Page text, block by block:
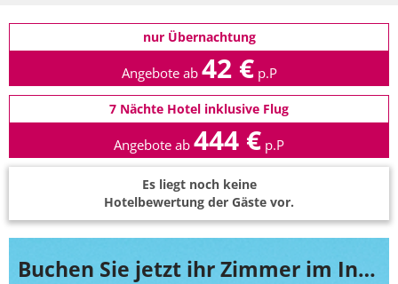
nur Übernachtung
Angebote ab 42 € p.P
7 Nächte Hotel inklusive Flug
Angebote ab 444 € p.P
Es liegt noch keine
Hotelbewertung der Gäste vor.
Buchen Sie jetzt ihr Zimmer im Innside by Melia Düsseldorf Seestern